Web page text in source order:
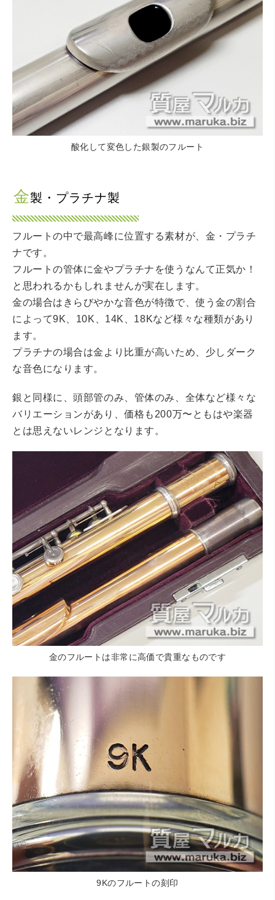
酸化して変色した銀製のフルート
金製・プラチナ製
フルートの中で最高峰に位置する素材が、金・プラチ
ナです。
フルートの管体に金やプラチナを使うなんて正気か！
と思われるかもしれませんが実在します。
金の場合はきらびやかな音色が特徴で、使う金の割合
によって9K、10K、14K、18Kなど様々な種類があり
ます。
プラチナの場合は金より比重が高いため、少しダーク
な音色になります。
銀と同様に、頭部管のみ、管体のみ、全体など様々な
バリエーションがあり、価格も200万〜ともはや楽器
とは思えないレンジとなります。
金のフルートは非常に高価で貴重なものです
9Kのフルートの刻印